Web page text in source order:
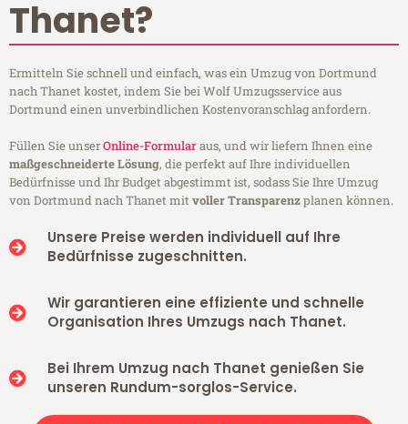
Thanet?
Ermitteln Sie schnell und einfach, was ein Umzug von Dortmund
nach Thanet kostet, indem Sie bei Wolf Umzugsservice aus
Dortmund einen unverbindlichen Kostenvoranschlag anfordern.
Füllen Sie unserOnline-Formularaus, und wir liefern Ihnen eine
maßgeschneiderte Lösung, die perfekt auf Ihre individuellen
Bedürfnisse und Ihr Budget abgestimmt ist, sodass Sie Ihre Umzug
von Dortmund nach Thanet mitvoller Transparenzplanen können.
Unsere Preise werden individuell auf Ihre
Bedürfnisse zugeschnitten.
Wir garantieren eine effiziente und schnelle
Organisation Ihres Umzugs nach Thanet.
Bei Ihrem Umzug nach Thanet genießen Sie
unseren Rundum-sorglos-Service.